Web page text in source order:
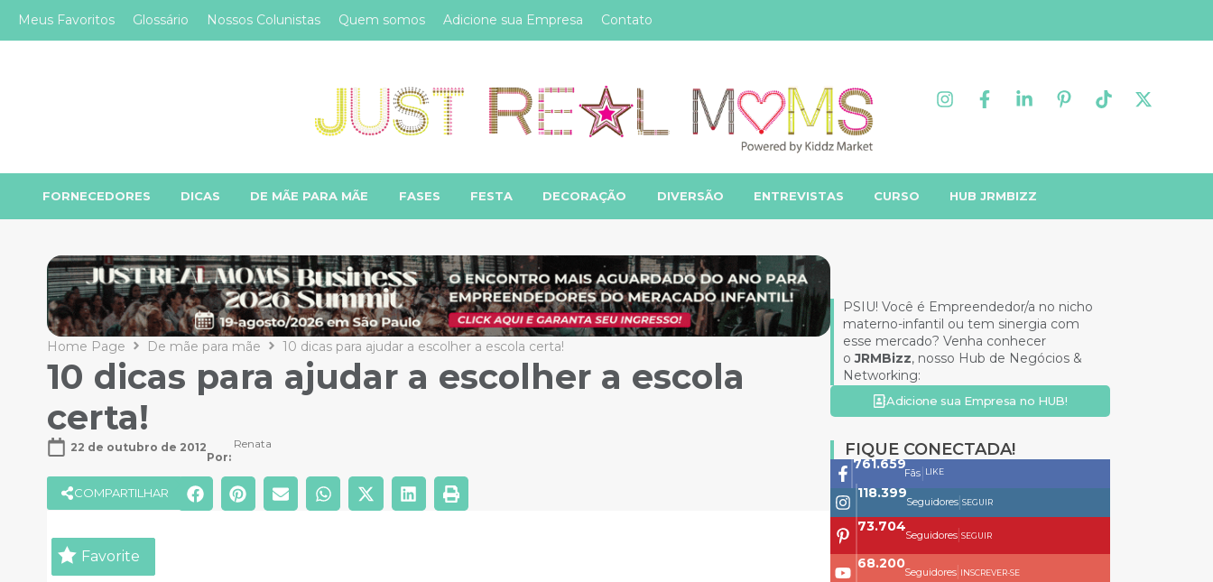
Meus Favoritos Glossário Nossos Colunistas Quem somos Adicione sua Empresa Contato
FORNECEDORES DICAS DE MÃE PARA MÃE FASES FESTA DECORAÇÃO DIVERSÃO ENTREVISTAS CURSO HUB JRMBIZZ
Home Page De mãe para mãe 10 dicas para ajudar a escolher a escola certa!
10 dicas para ajudar a escolher a escola
certa!
22 de outubro de 2012
Por:
Renata
COMPARTILHAR
Favorite
PSIU! Você é Empreendedor/a no nicho
materno-infantil ou tem sinergia com
esse mercado? Venha conhecer
oJRMBizz, nosso Hub de Negócios &
Networking:
Adicione sua Empresa no HUB!
FIQUE CONECTADA!
761.659
Fãs LIKE
118.399
Seguidores| SEGUIR
73.704
Seguidores| SEGUIR
68.200
Seguidores| INSCREVER-SE